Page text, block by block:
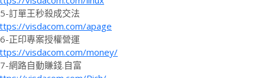
訂單王秒殺成交法
visdacom.com/apage
正印專案授權營運
visdacom.com/money/
網路自動賺錢.自富